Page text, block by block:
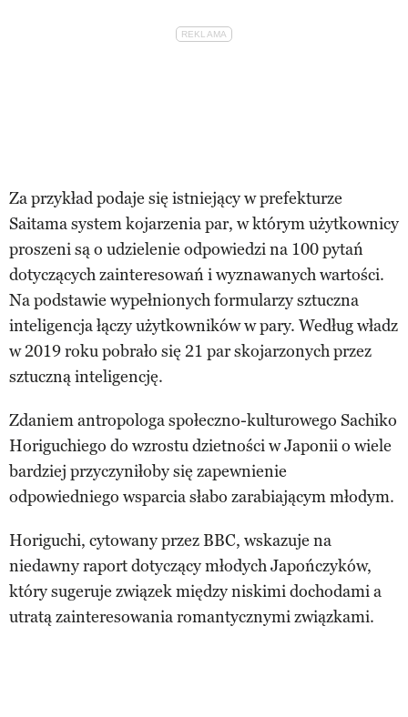
Za przykład podaje się istniejący w prefekturze
Saitama system kojarzenia par, w którym użytkownicy
proszeni są o udzielenie odpowiedzi na 100 pytań
dotyczących zainteresowań i wyznawanych wartości.
Na podstawie wypełnionych formularzy sztuczna
inteligencja łączy użytkowników w pary. Według władz
w 2019 roku pobrało się 21 par skojarzonych przez
sztuczną inteligencję.
Zdaniem antropologa społeczno-kulturowego Sachiko
Horiguchiego do wzrostu dzietności w Japonii o wiele
bardziej przyczyniłoby się zapewnienie
odpowiedniego wsparcia słabo zarabiającym młodym.
Horiguchi, cytowany przez BBC, wskazuje na
niedawny raport dotyczący młodych Japończyków,
który sugeruje związek między niskimi dochodami a
utratą zainteresowania romantycznymi związkami.